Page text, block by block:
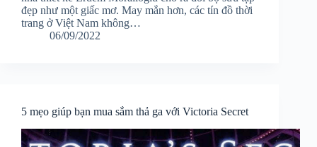
đẹp như một giấc mơ. May mắn hơn, các tín đồ thời
trang ở Việt Nam không…
06/09/2022
5 mẹo giúp bạn mua sắm thả ga với Victoria Secret